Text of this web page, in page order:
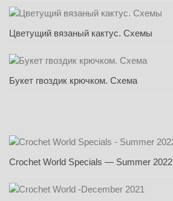
Цветущий вязаный кактус. Схемы
Букет гвоздик крючком. Схема
Crochet World Specials — Summer 2022